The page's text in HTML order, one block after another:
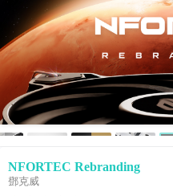
NFORTEC Rebranding
鄧克威